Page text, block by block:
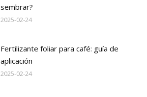
sembrar?
2025-02-24
Fertilizante foliar para café: guía de
aplicación
2025-02-24